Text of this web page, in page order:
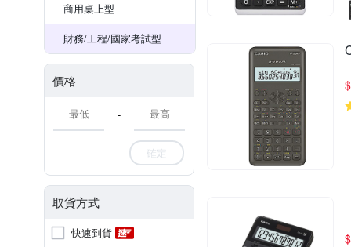
商用桌上型
財務/工程/國家考試型
價格
-
確定
取貨方式
快速到貨
$
$